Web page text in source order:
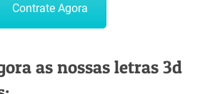
Contrate Agora
as nossas letras 3d